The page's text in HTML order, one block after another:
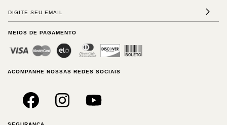
MEIOS DE PAGAMENTO
ACOMPANHE NOSSAS REDES SOCIAIS